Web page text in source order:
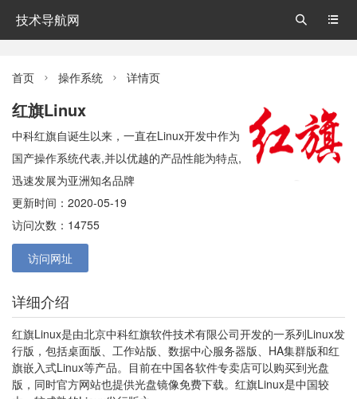
技术导航网 

首页  操作系统  详情页
红旗Linux
中科红旗自诞生以来，一直在Linux开发中作为
国产操作系统代表,并以优越的产品性能为特点,
迅速发展为亚洲知名品牌
更新时间：2020-05-19
访问次数：14755
访问网址
详细介绍
红旗Linux是由北京中科红旗软件技术有限公司开发的一系列Linux发
行版，包括桌面版、工作站版、数据中心服务器版、HA集群版和红
旗嵌入式Linux等产品。目前在中国各软件专卖店可以购买到光盘
版，同时官方网站也提供光盘镜像免费下载。红旗Linux是中国较